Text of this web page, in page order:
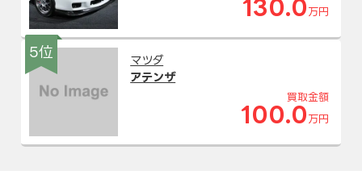
130.0 万円
5位
マツダ
アテンザ
買取金額
100.0 万円